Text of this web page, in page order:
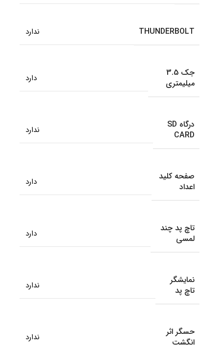
THUNDERBOLT ندارد
جک 3.5
میلیمتری
دارد
درگاه SD
CARD
ندارد
صفحه کلید
اعداد
دارد
تاچ پد چند
لمسی
دارد
نمایشگر
تاچ پد
ندارد
حسگر اثر
انگشت
ندارد